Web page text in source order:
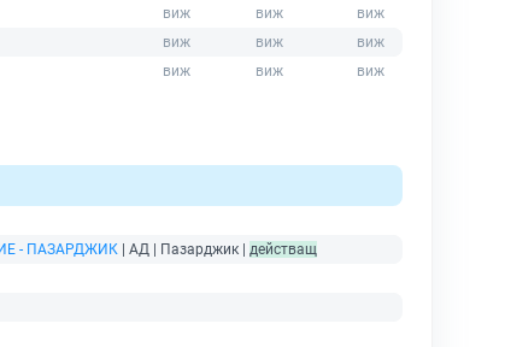
- ПАЗАРДЖИК | АД | Пазарджик | действащ